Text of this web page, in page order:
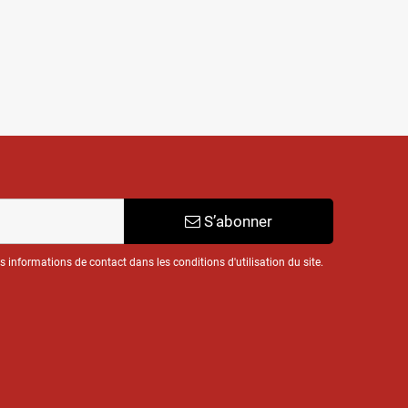
S’abonner
informations de contact dans les conditions d'utilisation du site.